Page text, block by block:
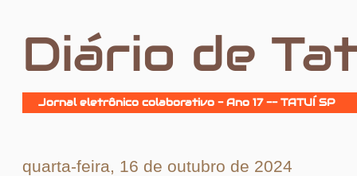
Diário de
Jornal eletrônico colaborativo - Ano 17 -- TATUÍ SP
quarta-feira, 16 de outubro de 2024